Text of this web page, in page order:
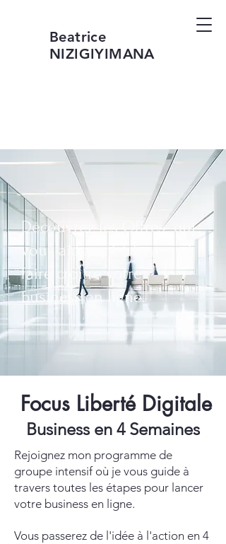
Beatrice
NIZIGIYIMANA
Découvrez les Offres qui
vous aideront à lancer et
faire croître votre
business en ligne.
Focus Liberté Digitale
Business en 4 Semaines
Rejoignez mon programme de
groupe intensif où je vous guide à
travers toutes les étapes pour lancer
votre business en ligne.
Vous passerez de l'idée à l'action en 4